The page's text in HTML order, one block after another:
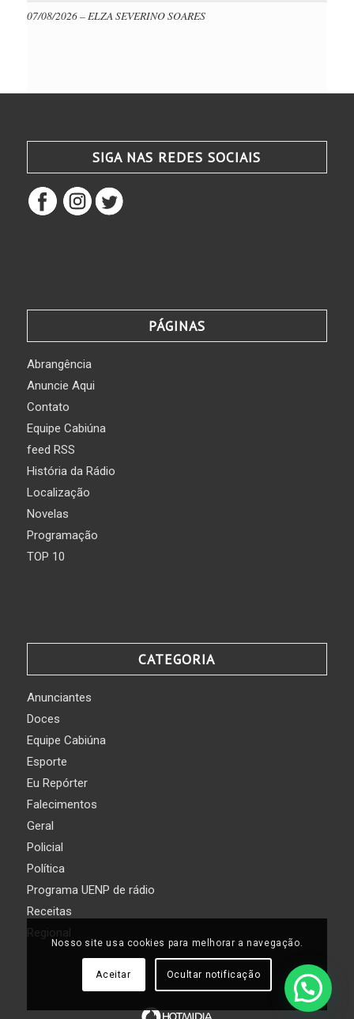
07/08/2026 – ELZA SEVERINO SOARES
SIGA NAS REDES SOCIAIS
PÁGINAS
Abrangência
Anuncie Aqui
Contato
Equipe Cabiúna
feed RSS
História da Rádio
Localização
Novelas
Programação
TOP 10
CATEGORIA
Anunciantes
Doces
Equipe Cabiúna
Esporte
Eu Repórter
Falecimentos
Geral
Policial
Política
Programa UENP de rádio
Receitas
Regional
Nosso site usa cookies para melhorar a navegação.
Aceitar Ocultar notificação